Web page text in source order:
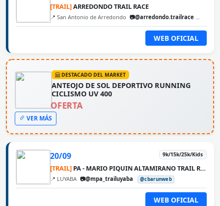
[TRAIL]ARREDONDO TRAIL RACE
📍 San Antonio de Arredondo 📷@arredondo.trailrace
WEB OFICIAL
DESTACADO DEL MARKET
ANTEOJO DE SOL DEPORTIVO RUNNING
CICLISMO UV 400
OFERTA
VER MÁS
20/09 9k/15k/25k/Kids
[TRAIL] PA - MARIO PIQUIN ALTAMIRANO TRAIL RUNNING
📍 LUYABA 📷@mpa_trailuyaba @cbarunweb
WEB OFICIAL